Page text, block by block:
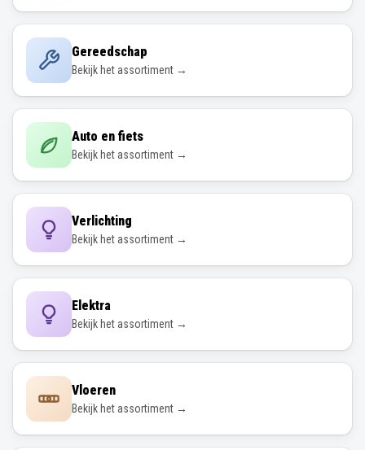
Gereedschap
Bekijk het assortiment →
Auto en fiets
Bekijk het assortiment →
Verlichting
Bekijk het assortiment →
Elektra
Bekijk het assortiment →
Vloeren
Bekijk het assortiment →